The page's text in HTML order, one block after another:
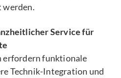
werden.
Service für
erfordern funktionale
Technik-Integration und